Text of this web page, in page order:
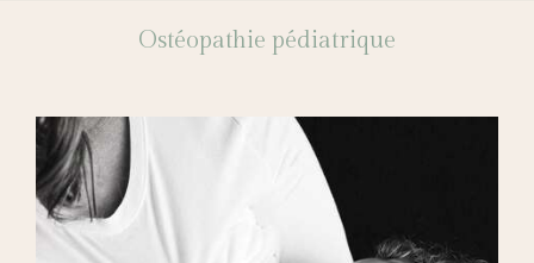
Ostéopathie pédiatrique